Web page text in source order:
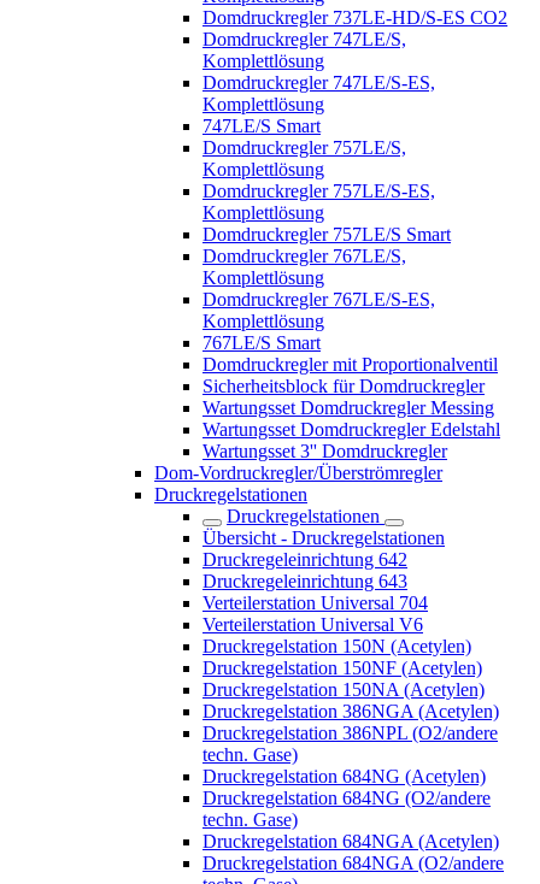
Domdruckregler 737LE-HD/S-ES CO2
Domdruckregler 747LE/S,
Komplettlösung
Domdruckregler 747LE/S-ES,
Komplettlösung
747LE/S Smart
Domdruckregler 757LE/S,
Komplettlösung
Domdruckregler 757LE/S-ES,
Komplettlösung
Domdruckregler 757LE/S Smart
Domdruckregler 767LE/S,
Komplettlösung
Domdruckregler 767LE/S-ES,
Komplettlösung
767LE/S Smart
Domdruckregler mit Proportionalventil
Sicherheitsblock für Domdruckregler
Wartungsset Domdruckregler Messing
Wartungsset Domdruckregler Edelstahl
Wartungsset 3'' Domdruckregler
Dom-Vordruckregler/Überströmregler
Druckregelstationen
Druckregelstationen
Übersicht - Druckregelstationen
Druckregeleinrichtung 642
Druckregeleinrichtung 643
Verteilerstation Universal 704
Verteilerstation Universal V6
Druckregelstation 150N (Acetylen)
Druckregelstation 150NF (Acetylen)
Druckregelstation 150NA (Acetylen)
Druckregelstation 386NGA (Acetylen)
Druckregelstation 386NPL (O2/andere
techn. Gase)
Druckregelstation 684NG (Acetylen)
Druckregelstation 684NG (O2/andere
techn. Gase)
Druckregelstation 684NGA (Acetylen)
Druckregelstation 684NGA (O2/andere